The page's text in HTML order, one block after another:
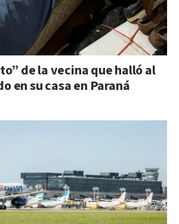
de la vecina que halló al
en su casa en Paraná